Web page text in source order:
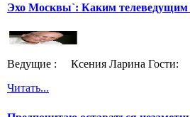
Эхо Москвы`: Каким телеведущим
Ведущие : Ксения Ларина Гости:
Читать...